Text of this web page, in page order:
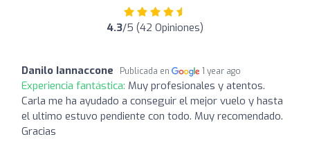
4.3/5 (42 Opiniones)
Danilo Iannaccone Publicada en 1 year ago
Experiencia fantástica: Muy profesionales y atentos.
Carla me ha ayudado a conseguir el mejor vuelo y hasta
el ultimo estuvo pendiente con todo. Muy recomendado.
Gracias